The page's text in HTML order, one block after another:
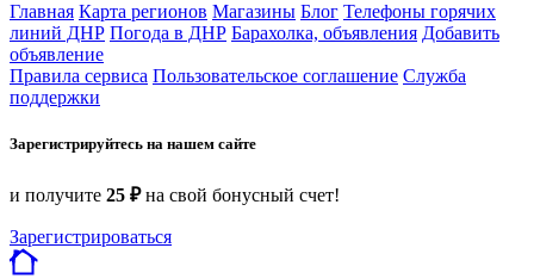
Главная Карта регионов Магазины Блог Телефоны горячих
линий ДНР Погода в ДНР Барахолка, объявления Добавить
объявление
Правила сервиса Пользовательское соглашение Служба
поддержки
Зарегистрируйтесь на нашем сайте
и получите 25 ₽на свой бонусный счет!
Зарегистрироваться